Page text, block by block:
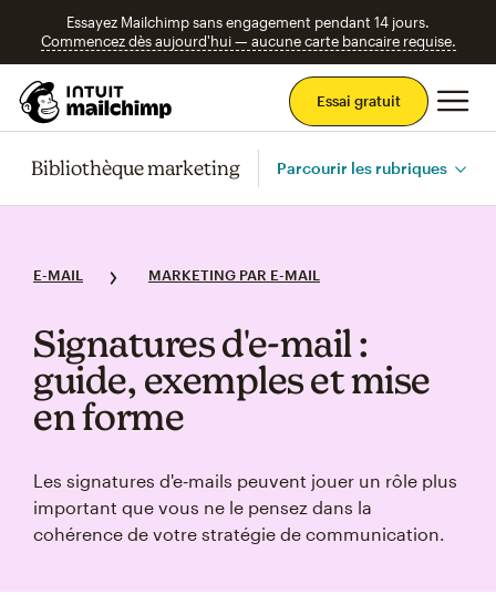
Essayez Mailchimp sans engagement pendant 14 jours.
Commencez dès aujourd'hui — aucune carte bancaire requise.
Essai gratuit
Bibliothèque marketing Parcourir les rubriques
E-MAIL MARKETING PAR E-MAIL
Signatures d'e‑mail :
guide, exemples et mise
en forme
Les signatures d'e‑mails peuvent jouer un rôle plus
important que vous ne le pensez dans la
cohérence de votre stratégie de communication.